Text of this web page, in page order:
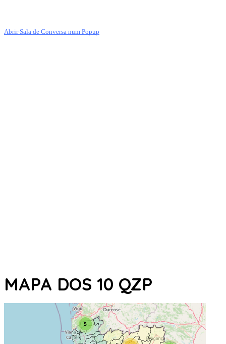
Abrir Sala de Conversa num Popup
MAPA DOS 10 QZP